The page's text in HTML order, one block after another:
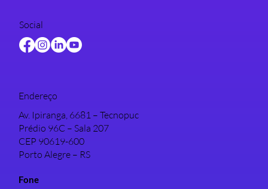
Social
Endereço
Av. Ipiranga, 6681 – Tecnopuc
Prédio 96C – Sala 207
CEP 90619-600
Porto Alegre – RS
Fone